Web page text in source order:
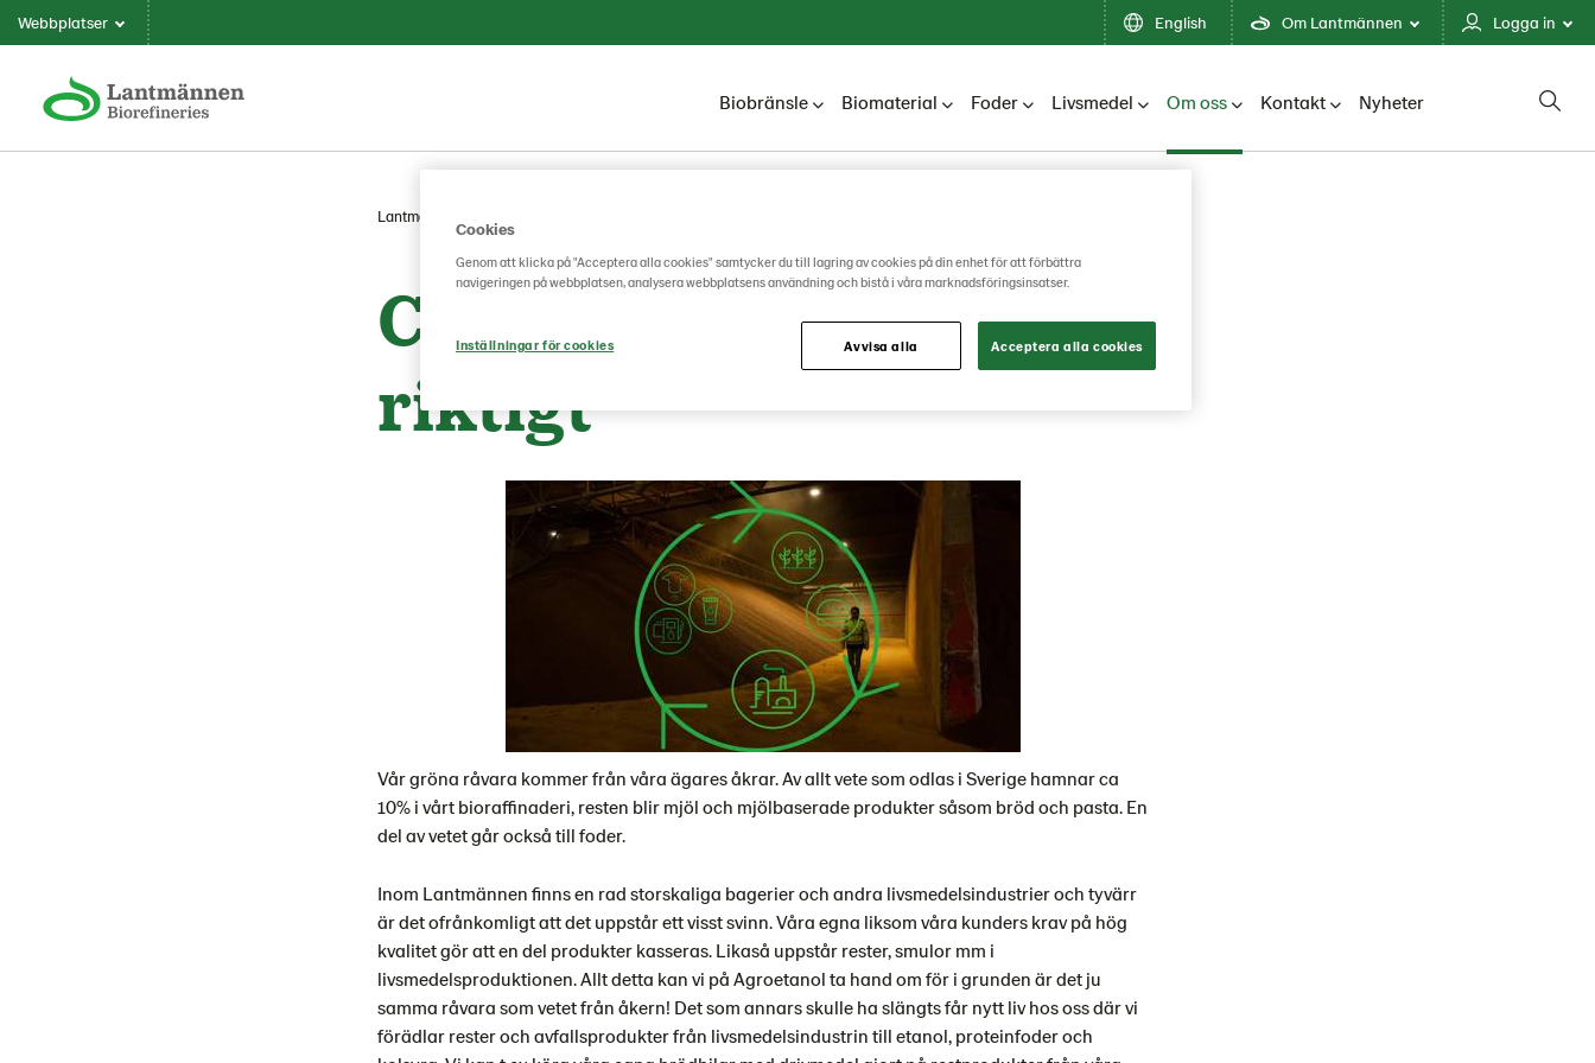
Webbplatser English Om Lantmännen Logga in
Biobränsle Biomaterial Foder Livsmedel Om oss Kontakt Nyheter
Lantmännen Biorefineries
Cirkulär ekonomi på
riktigt
Vår gröna råvara kommer från våra ägares åkrar. Av allt vete som odlas i Sverige hamnar ca
10% i vårt bioraffinaderi, resten blir mjöl och mjölbaserade produkter såsom bröd och pasta. En
del av vetet går också till foder.
Inom Lantmännen finns en rad storskaliga bagerier och andra livsmedelsindustrier och tyvärr
är det ofrånkomligt att det uppstår ett visst svinn. Våra egna liksom våra kunders krav på hög
kvalitet gör att en del produkter kasseras. Likaså uppstår rester, smulor mm i
livsmedelsproduktionen. Allt detta kan vi på Agroetanol ta hand om för i grunden är det ju
samma råvara som vetet från åkern! Det som annars skulle ha slängts får nytt liv hos oss där vi
förädlar rester och avfallsprodukter från livsmedelsindustrin till etanol, proteinfoder och
Cookies
Genom att klicka på "Acceptera alla cookies" samtycker du till lagring av cookies på din enhet för att förbättra
navigeringen på webbplatsen, analysera webbplatsens användning och bistå i våra marknadsföringsinsatser.
Inställningar för cookies Avvisa alla Acceptera alla cookies